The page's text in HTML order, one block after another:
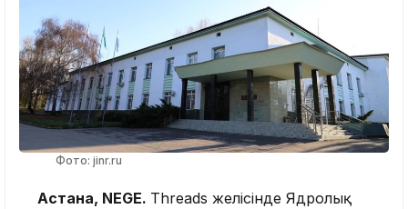
Фото: jinr.ru
Астана, NEGE. Threads желісінде Ядролық